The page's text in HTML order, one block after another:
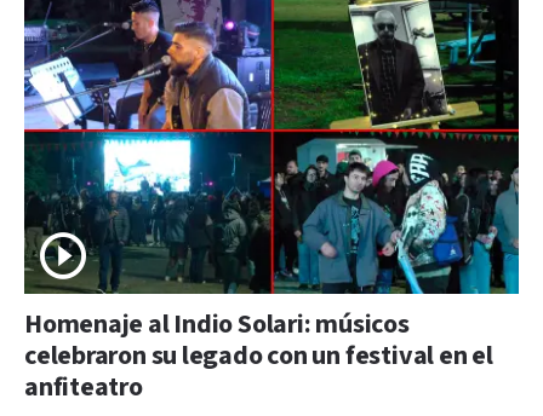
Homenaje al Indio Solari: músicos
celebraron su legado con un festival en el
anfiteatro